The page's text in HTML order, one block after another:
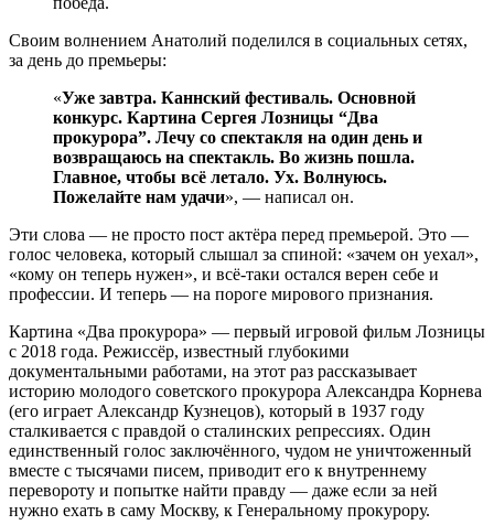
Своим волнением Анатолий поделился в социальных сетях,
за день до премьеры:
«Уже завтра. Каннский фестиваль. Основной
конкурс. Картина Сергея Лозницы “Два
прокурора”. Лечу со спектакля на один день и
возвращаюсь на спектакль. Во жизнь пошла.
Главное, чтобы всё летало. Ух. Волнуюсь.
Пожелайте нам удачи», — написал он.
Эти слова — не просто пост актёра перед премьерой. Это —
голос человека, который слышал за спиной: «зачем он уехал»,
«кому он теперь нужен», и всё-таки остался верен себе и
профессии. И теперь — на пороге мирового признания.
Картина «Два прокурора» — первый игровой фильм Лозницы
с 2018 года. Режиссёр, известный глубокими
документальными работами, на этот раз рассказывает
историю молодого советского прокурора Александра Корнева
(его играет Александр Кузнецов), который в 1937 году
сталкивается с правдой о сталинских репрессиях. Один
единственный голос заключённого, чудом не уничтоженный
вместе с тысячами писем, приводит его к внутреннему
перевороту и попытке найти правду — даже если за ней
нужно ехать в саму Москву, к Генеральному прокурору.